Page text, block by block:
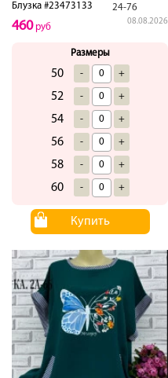
Блузка #23473133 24-76
08.08.2026
460руб
Размеры
50 - +
52 - +
54 - +
56 - +
58 - +
60 - +
Купить